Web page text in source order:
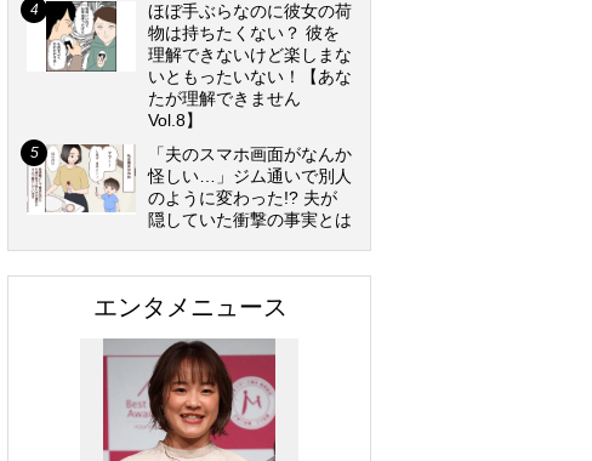
ほぼ手ぶらなのに彼女の荷
物は持ちたくない？ 彼を
理解できないけど楽しまな
いともったいない！【あな
たが理解できません
Vol.8】
「夫のスマホ画面がなんか
怪しい…」ジム通いで別人
のように変わった!? 夫が
隠していた衝撃の事実とは
エンタメニュース